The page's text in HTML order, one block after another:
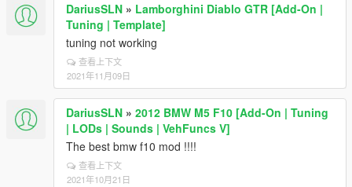
DariusSLN » Lamborghini Diablo GTR [Add-On |
Tuning | Template]
tuning not working
查看上下文
2021年11月09日
DariusSLN » 2012 BMW M5 F10 [Add-On | Tuning
| LODs | Sounds | VehFuncs V]
The best bmw f10 mod !!!!
查看上下文
2021年10月21日